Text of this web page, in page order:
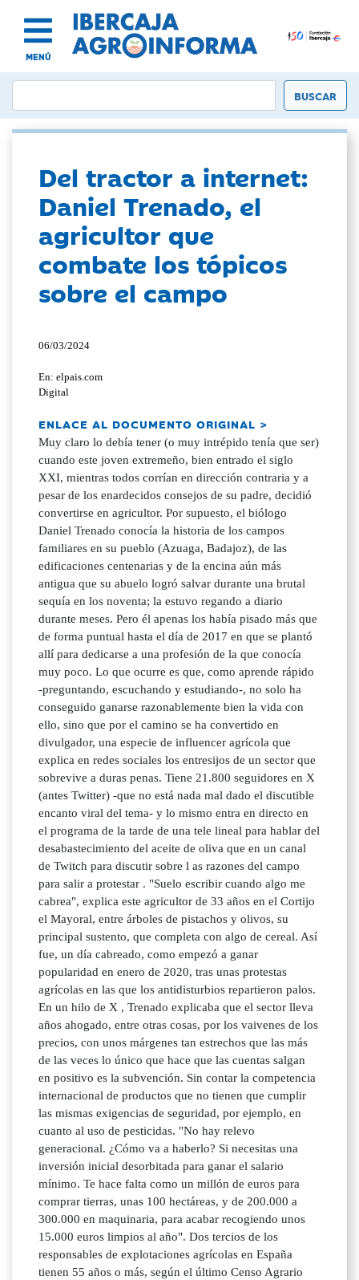
MENÚ
Del tractor a internet:
Daniel Trenado, el
agricultor que
combate los tópicos
sobre el campo
06/03/2024
En: elpais.com
Digital
ENLACE AL DOCUMENTO ORIGINAL >
Muy claro lo debía tener (o muy intrépido tenía que ser)
cuando este joven extremeño, bien entrado el siglo
XXI, mientras todos corrían en dirección contraria y a
pesar de los enardecidos consejos de su padre, decidió
convertirse en agricultor. Por supuesto, el biólogo
Daniel Trenado conocía la historia de los campos
familiares en su pueblo (Azuaga, Badajoz), de las
edificaciones centenarias y de la encina aún más
antigua que su abuelo logró salvar durante una brutal
sequía en los noventa; la estuvo regando a diario
durante meses. Pero él apenas los había pisado más que
de forma puntual hasta el día de 2017 en que se plantó
allí para dedicarse a una profesión de la que conocía
muy poco. Lo que ocurre es que, como aprende rápido
-preguntando, escuchando y estudiando-, no solo ha
conseguido ganarse razonablemente bien la vida con
ello, sino que por el camino se ha convertido en
divulgador, una especie de influencer agrícola que
explica en redes sociales los entresijos de un sector que
sobrevive a duras penas. Tiene 21.800 seguidores en X
(antes Twitter) -que no está nada mal dado el discutible
encanto viral del tema- y lo mismo entra en directo en
el programa de la tarde de una tele lineal para hablar del
desabastecimiento del aceite de oliva que en un canal
de Twitch para discutir sobre l as razones del campo
para salir a protestar . "Suelo escribir cuando algo me
cabrea", explica este agricultor de 33 años en el Cortijo
el Mayoral, entre árboles de pistachos y olivos, su
principal sustento, que completa con algo de cereal. Así
fue, un día cabreado, como empezó a ganar
popularidad en enero de 2020, tras unas protestas
agrícolas en las que los antidisturbios repartieron palos.
En un hilo de X , Trenado explicaba que el sector lleva
años ahogado, entre otras cosas, por los vaivenes de los
precios, con unos márgenes tan estrechos que las más
de las veces lo único que hace que las cuentas salgan
en positivo es la subvención. Sin contar la competencia
internacional de productos que no tienen que cumplir
las mismas exigencias de seguridad, por ejemplo, en
cuanto al uso de pesticidas. "No hay relevo
generacional. ¿Cómo va a haberlo? Si necesitas una
inversión inicial desorbitada para ganar el salario
mínimo. Te hace falta como un millón de euros para
comprar tierras, unas 100 hectáreas, y de 200.000 a
300.000 en maquinaria, para acabar recogiendo unos
15.000 euros limpios al año". Dos tercios de los
responsables de explotaciones agrícolas en España
tienen 55 años o más, según el último Censo Agrario